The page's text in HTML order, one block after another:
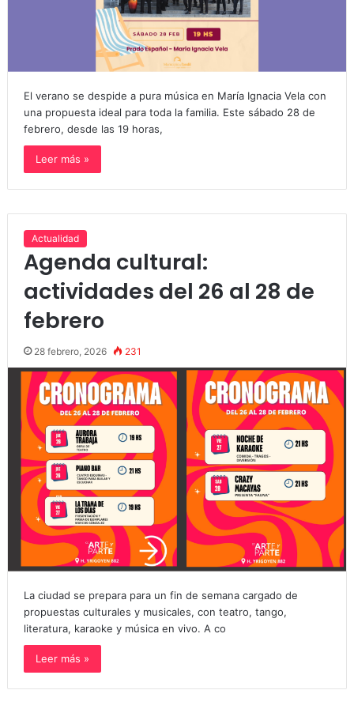
El verano se despide a pura música en María Ignacia Vela con
una propuesta ideal para toda la familia. Este sábado 28 de
febrero, desde las 19 horas,
Leer más »
Actualidad
Agenda cultural:
actividades del 26 al 28 de
febrero
28 febrero, 2026 231
La ciudad se prepara para un fin de semana cargado de
propuestas culturales y musicales, con teatro, tango,
literatura, karaoke y música en vivo. A co
Leer más »